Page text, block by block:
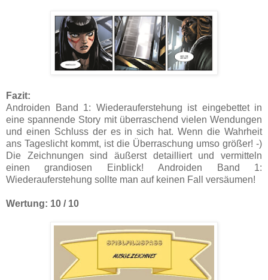
Fazit:
Androiden Band 1: Wiederauferstehung ist eingebettet in
eine spannende Story mit überraschend vielen Wendungen
und einen Schluss der es in sich hat. Wenn die Wahrheit
ans Tageslicht kommt, ist die Überraschung umso größer! -)
Die Zeichnungen sind äußerst detailliert und vermitteln
einen grandiosen Einblick! Androiden Band 1:
Wiederauferstehung sollte man auf keinen Fall versäumen!
Wertung: 10 / 10